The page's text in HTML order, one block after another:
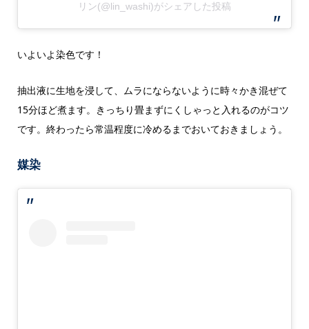
リン(@lin_washi)がシェアした投稿
いよいよ染色です！
抽出液に生地を浸して、ムラにならないように時々かき混ぜて
15分ほど煮ます。きっちり畳まずにくしゃっと入れるのがコツ
です。終わったら常温程度に冷めるまでおいておきましょう。
媒染